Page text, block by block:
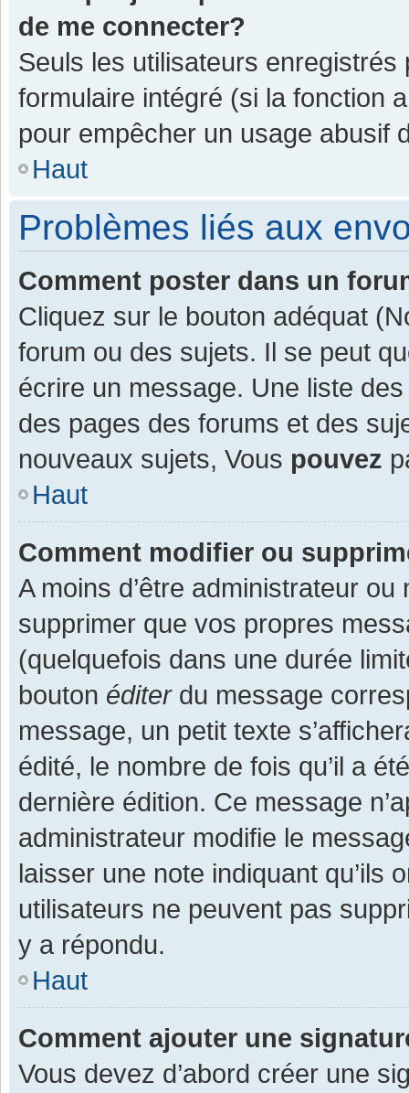
de me connecter?
Seuls les utilisateurs enregistrés
formulaire intégré (si la fonction
pour empêcher un usage abusif
Haut
Problèmes liés aux
Comment poster dans un
Cliquez sur le bouton adéquat
forum ou des sujets. Il se peut
écrire un message. Une liste
des pages des forums et des
nouveaux sujets, Vous pouvez
Haut
Comment modifier ou
A moins d’être administrateur
supprimer que vos propres
(quelquefois dans une durée
bouton éditerdu message
message, un petit texte
édité, le nombre de fois qu’il a
dernière édition. Ce message
administrateur modifie le
laisser une note indiquant qu’ils
utilisateurs ne peuvent pas
y a répondu.
Haut
Comment ajouter une
Vous devez d’abord créer une